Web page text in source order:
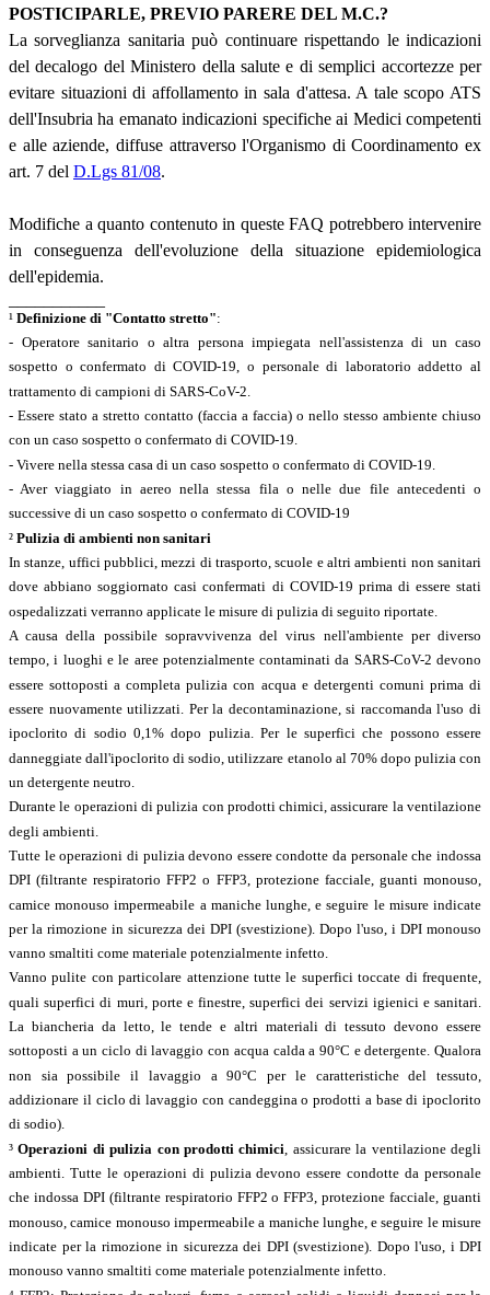
POSTICIPARLE, PREVIO PARERE DEL M.C.?
La sorveglianza sanitaria può continuare rispettando le indicazioni
del decalogo del Ministero della salute e di semplici accortezze per
evitare situazioni di affollamento in sala d'attesa. A tale scopo ATS
dell'Insubria ha emanato indicazioni specifiche ai Medici competenti
e alle aziende, diffuse attraverso l'Organismo di Coordinamento ex
art. 7 del D.Lgs 81/08.
Modifiche a quanto contenuto in queste FAQ potrebbero intervenire
in conseguenza dell'evoluzione della situazione epidemiologica
dell'epidemia.
¹ Definizione di "Contatto stretto":
- Operatore sanitario o altra persona impiegata nell'assistenza di un caso
sospetto o confermato di COVID-19, o personale di laboratorio addetto al
trattamento di campioni di SARS-CoV-2.
- Essere stato a stretto contatto (faccia a faccia) o nello stesso ambiente chiuso
con un caso sospetto o confermato di COVID-19.
- Vivere nella stessa casa di un caso sospetto o confermato di COVID-19.
- Aver viaggiato in aereo nella stessa fila o nelle due file antecedenti o
successive di un caso sospetto o confermato di COVID-19
² Pulizia di ambienti non sanitari
In stanze, uffici pubblici, mezzi di trasporto, scuole e altri ambienti non sanitari
dove abbiano soggiornato casi confermati di COVID-19 prima di essere stati
ospedalizzati verranno applicate le misure di pulizia di seguito riportate.
A causa della possibile sopravvivenza del virus nell'ambiente per diverso
tempo, i luoghi e le aree potenzialmente contaminati da SARS-CoV-2 devono
essere sottoposti a completa pulizia con acqua e detergenti comuni prima di
essere nuovamente utilizzati. Per la decontaminazione, si raccomanda l'uso di
ipoclorito di sodio 0,1% dopo pulizia. Per le superfici che possono essere
danneggiate dall'ipoclorito di sodio, utilizzare etanolo al 70% dopo pulizia con
un detergente neutro.
Durante le operazioni di pulizia con prodotti chimici, assicurare la ventilazione
degli ambienti.
Tutte le operazioni di pulizia devono essere condotte da personale che indossa
DPI (filtrante respiratorio FFP2 o FFP3, protezione facciale, guanti monouso,
camice monouso impermeabile a maniche lunghe, e seguire le misure indicate
per la rimozione in sicurezza dei DPI (svestizione). Dopo l'uso, i DPI monouso
vanno smaltiti come materiale potenzialmente infetto.
Vanno pulite con particolare attenzione tutte le superfici toccate di frequente,
quali superfici di muri, porte e finestre, superfici dei servizi igienici e sanitari.
La biancheria da letto, le tende e altri materiali di tessuto devono essere
sottoposti a un ciclo di lavaggio con acqua calda a 90°C e detergente. Qualora
non sia possibile il lavaggio a 90°C per le caratteristiche del tessuto,
addizionare il ciclo di lavaggio con candeggina o prodotti a base di ipoclorito
di sodio).
³Operazioni di pulizia con prodotti chimici , assicurare la ventilazione degli
ambienti. Tutte le operazioni di pulizia devono essere condotte da personale
che indossa DPI (filtrante respiratorio FFP2 o FFP3, protezione facciale, guanti
monouso, camice monouso impermeabile a maniche lunghe, e seguire le misure
indicate per la rimozione in sicurezza dei DPI (svestizione). Dopo l'uso, i DPI
monouso vanno smaltiti come materiale potenzialmente infetto.